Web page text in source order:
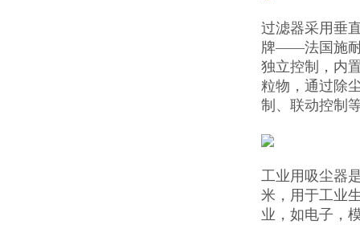
过滤器采用垂
牌——法国施耐
独立控制，内
粒物，通过除
制、联动控制
工业用吸尘器
米，用于工业
业，如电子，